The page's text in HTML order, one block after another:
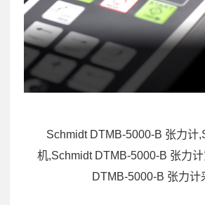
Schmidt DTMB-5000-B 张力计
机,Schmidt DTMB-5000-B 张力
DTMB-5000-B 张力计